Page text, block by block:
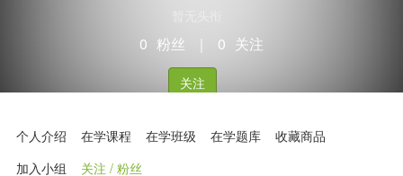
0 粉丝 0 关注
关注
个人介绍 在学课程 在学班级 在学题库
收藏商品
加入小组
关注 / 粉丝